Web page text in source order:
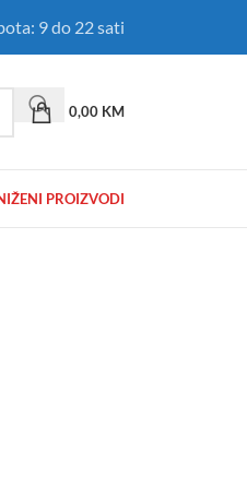
9 do 22 sati
0,00 KM
PROIZVODI